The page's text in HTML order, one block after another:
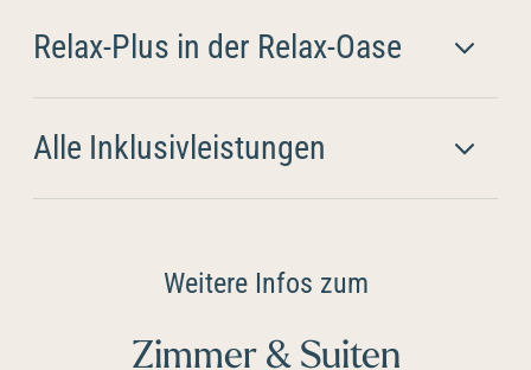
Relax-Plus in der Relax-Oase
Alle Inklusivleistungen
Weitere Infos zum
Zimmer & Suiten